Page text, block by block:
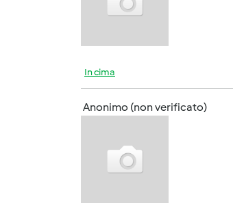
In cima
Anonimo (non verificato)